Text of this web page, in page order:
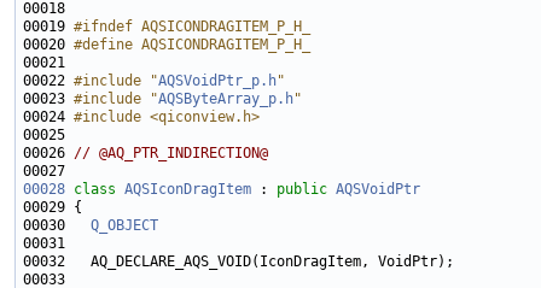
00019 #ifndef AQSICONDRAGITEM_P_H_
00020 #define AQSICONDRAGITEM_P_H_
00021
00022 #include "AQSVoidPtr_p.h"
00023 #include "AQSByteArray_p.h"
00024 #include <qiconview.h>
00026 // @AQ_PTR_INDIRECTION@
00028 class AQSIconDragItem : public AQSVoidPtr
00030 Q_OBJECT